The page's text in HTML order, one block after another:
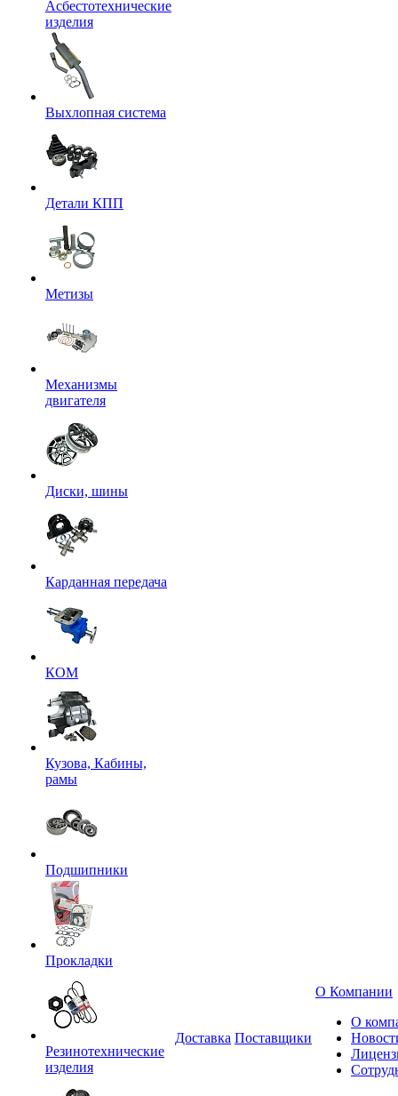
Асбестотехнические
изделия
Выхлопная система
Детали КПП
Метизы
Механизмы
двигателя
Диски, шины
Карданная передача
КОМ
Кузова, Кабины,
рамы
Подшипники
Прокладки
Резинотехнические
изделия
Доставка Поставщики
О Компании
О